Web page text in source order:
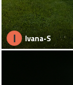
I Ivana-S